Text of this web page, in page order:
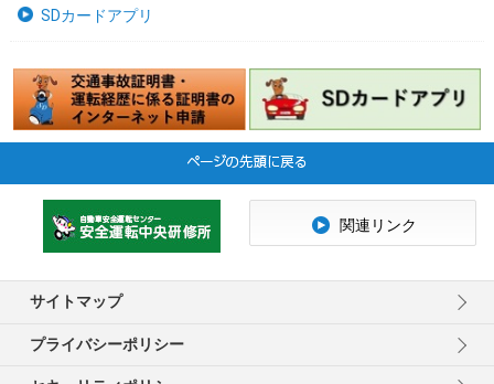
SDカードアプリ
サイトマップ
プライバシーポリシー
関連リンク